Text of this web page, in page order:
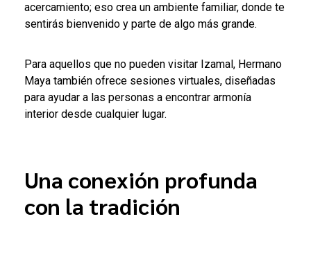
acercamiento; eso crea un ambiente familiar, donde te
sentirás bienvenido y parte de algo más grande.
Para aquellos que no pueden visitar Izamal, Hermano
Maya también ofrece sesiones virtuales, diseñadas
para ayudar a las personas a encontrar armonía
interior desde cualquier lugar.
Una conexión profunda
con la tradición